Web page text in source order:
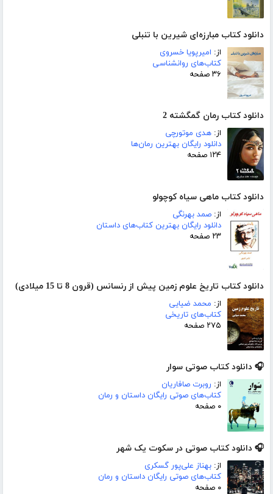
دانلود کتاب مبارزه‌ای شیرین با تنبلی
از: امیرپویا خسروی
کتاب‌های روانشناسی
۳۶ صفحه
دانلود کتاب رمان گمگشته 2
از: هدی موتورچی
دانلود رایگان بهترین رمان‌ها
۱۲۴ صفحه
دانلود کتاب ماهی سیاه کوچولو
از: صمد بهرنگی
دانلود رایگان بهترین کتاب‌های داستان
۲۳ صفحه
دانلود کتاب تاریخ علوم زمین پیش از رنسانس (قرون 8 تا 15 میلادی)
از: محمد ضیایی
کتاب‌های تاریخی
۲۷۵ صفحه
🎧 دانلود کتاب صوتی سوار
از: روبرت صافاریان
کتاب‌های صوتی رایگان داستان و رمان
۰ صفحه
🎧 دانلود کتاب صوتی در سکوت یک شهر
از: بهناز علی‌پور گسکری
کتاب‌های صوتی رایگان داستان و رمان
۰ صفحه